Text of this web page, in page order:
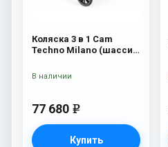
Коляска 3 в 1 Cam
Techno Milano (шасси
77 680 e
Купить
В наличии